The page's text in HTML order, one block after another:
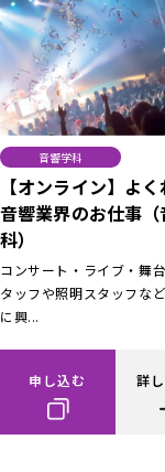
音響学科
【オンライン】よ
音響業界のお仕事
科）
コンサート・ライブ・舞
タッフや照明スタッフな
に興...
申し込む 詳